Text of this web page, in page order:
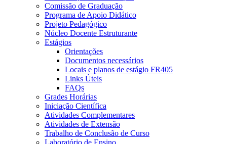
Comissão de Graduação
Programa de Apoio Didático
Projeto Pedagógico
Núcleo Docente Estruturante
Estágios
Orientações
Documentos necessários
Locais e planos de estágio FR405
Links Úteis
FAQs
Grades Horárias
Iniciação Científica
Atividades Complementares
Atividades de Extensão
Trabalho de Conclusão de Curso
Laboratório de Ensino